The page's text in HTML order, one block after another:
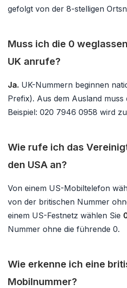
gefolgt von der 8-stelligen
Muss ich die 0
UK anrufe?
Ja. UK-Nummern beginnen
Prefix). Aus dem Ausland
Beispiel: 020 7946 0958 wird
Wie rufe ich das
den USA an?
Von einem US-Mobiltelefon
von der britischen Nummer
einem US-Festnetz wählen Sie
Nummer ohne die führende 0.
Wie erkenne ich eine
Mobilnummer?